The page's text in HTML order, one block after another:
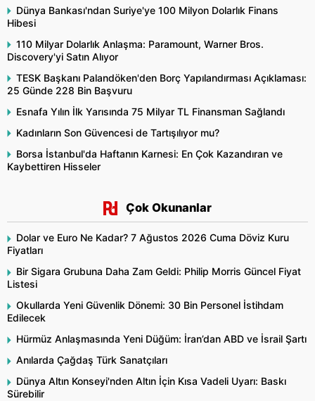
Dünya Bankası'ndan Suriye'ye 100 Milyon Dolarlık Finans
Hibesi
110 Milyar Dolarlık Anlaşma: Paramount, Warner Bros.
Discovery'yi Satın Alıyor
TESK Başkanı Palandöken'den Borç Yapılandırması Açıklaması:
25 Günde 228 Bin Başvuru
Esnafa Yılın İlk Yarısında 75 Milyar TL Finansman Sağlandı
Kadınların Son Güvencesi de Tartışılıyor mu?
Borsa İstanbul'da Haftanın Karnesi: En Çok Kazandıran ve
Kaybettiren Hisseler
Çok Okunanlar
Dolar ve Euro Ne Kadar? 7 Ağustos 2026 Cuma Döviz Kuru
Fiyatları
Bir Sigara Grubuna Daha Zam Geldi: Philip Morris Güncel Fiyat
Listesi
Okullarda Yeni Güvenlik Dönemi: 30 Bin Personel İstihdam
Edilecek
Hürmüz Anlaşmasında Yeni Düğüm: İran’dan ABD ve İsrail Şartı
Anılarda Çağdaş Türk Sanatçıları
Dünya Altın Konseyi'nden Altın İçin Kısa Vadeli Uyarı: Baskı
Sürebilir